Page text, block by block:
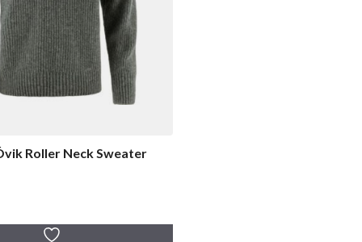
Roller Neck Sweater